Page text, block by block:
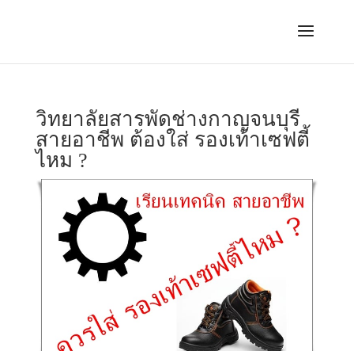
วิทยาลัยสารพัดช่างกาญจนบุรี
สายอาชีพ ต้องใส่ รองเท้าเซฟตี้
ไหม ?